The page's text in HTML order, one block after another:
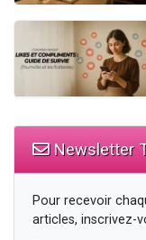
Newsletter
Pour recevoir
articles, inscrivez-